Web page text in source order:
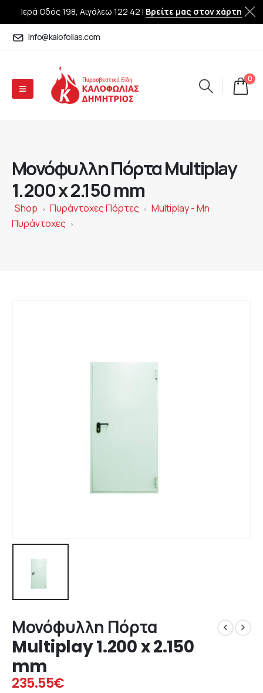
Ιερά Οδός 198, Αιγάλεω 122 42 | Βρείτε μας στον χάρτη
info@kalofolias.com
0
Μονόφυλλη Πόρτα Multiplay
1.200 x 2.150 mm
Shop > Πυράντοχες Πόρτες > Multiplay - Μη
Πυράντοχες
>
Μονόφυλλη Πόρτα
Multiplay 1.200 x 2.150
mm
235.55€